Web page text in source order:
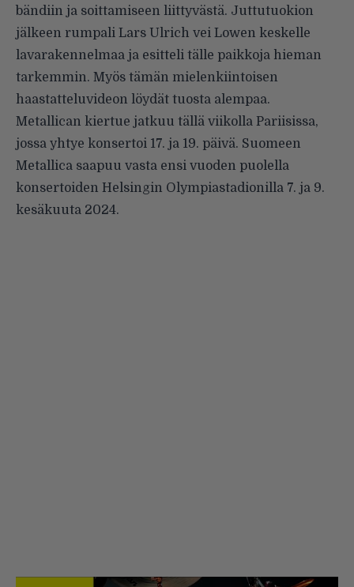
bändiin ja soittamiseen liittyvästä. Juttutuokion
jälkeen rumpali Lars Ulrich vei Lowen keskelle
lavarakennelmaa ja esitteli tälle paikkoja hieman
tarkemmin. Myös tämän mielenkiintoisen
haastatteluvideon löydät tuosta alempaa.
Metallican kiertue jatkuu tällä viikolla Pariisissa,
jossa yhtye konsertoi 17. ja 19. päivä. Suomeen
Metallica saapuu vasta ensi vuoden puolella
konsertoiden Helsingin Olympiastadionilla 7. ja 9.
kesäkuuta 2024.